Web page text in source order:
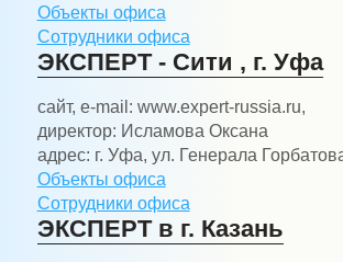
Объекты офиса
Сотрудники офиса
ЭКСПЕРТ - Сити , г. Уфа
сайт, e-mail: www.expert-russia.ru,
директор: Исламова Оксана
адрес: г. Уфа, ул. Генерала
Объекты офиса
Сотрудники офиса
ЭКСПЕРТ в г. Казань